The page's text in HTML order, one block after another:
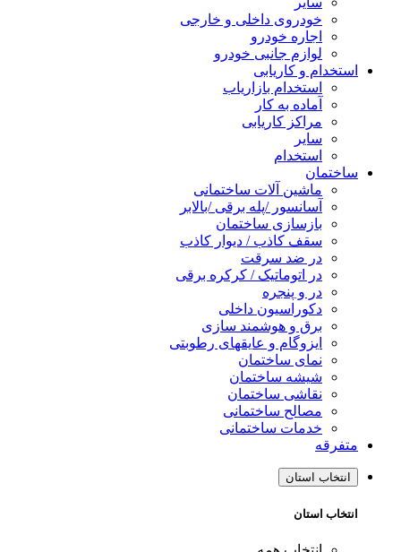
خودروی داخلی و خارجی
اجاره خودرو
لوازم جانبی خودرو
و کاریابی
استخدام بازاریاب
آماده به کار
مراکز کاریابی
استخدام
ماشین آلات ساختمانی
آسانسور /پله برقی /بالابر
بازسازی ساختمان
سقف کاذب / دیوار کاذب
در ضد سرقت
در اتوماتیک / کرکره برقی
در و پنجره
دکوراسیون داخلی
برق و هوشمند سازی
ایزوگام و عایقهای رطوبتی
نمای ساختمان
شیشه ساختمان
نقاشی ساختمان
مصالح ساختمانی
خدمات ساختمانی
استان
استان